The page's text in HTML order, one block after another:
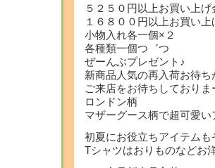
５２５０円以上お買い上
１６８００円以上お買い
小物入れ各一個×２
各種類一個つ゛つ
ぜーんぶプレゼント♪
新商品人気の再入荷お待
ご来店をお待ちしておりま
ロンドン柄
マザーグース柄で超可愛い
初夏にお役立ちアイテム
Tシャツはおりものなどお